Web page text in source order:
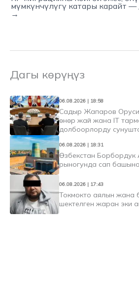
мүмкүнчүлүгү катары карайт —
→
Дагы көрүңүз
06.08.2026 | 18:58
Садыр Жапаров
өнөр жай жана IT
долбоорлорду
06.08.2026 | 18:31
Өзбекстан Борбордук
рыногунда сап
06.08.2026 | 17:43
Токмокто аялын жана
шектелген жаран эки